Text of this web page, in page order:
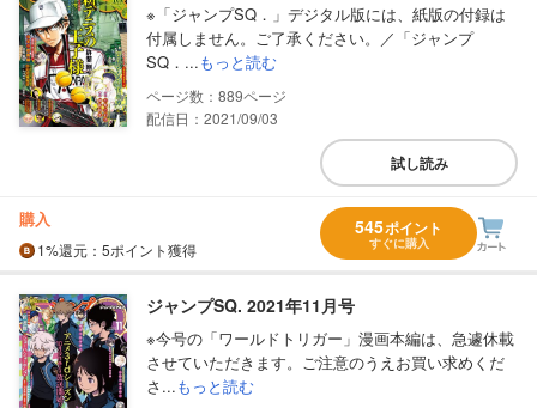
※「ジャンプSQ．」デジタル版には、紙版の付録は
付属しません。ご了承ください。／「ジャンプ
SQ．...もっと読む
889
配信日：2021/09/03
試し読み
購入
1%還元 ：5ポイント獲得
545ポイント
すぐに購入
ジャンプSQ. 2021年11月号
※今号の「ワールドトリガー」漫画本編は、急遽休載
させていただきます。ご注意のうえお買い求めくだ
さ...もっと読む